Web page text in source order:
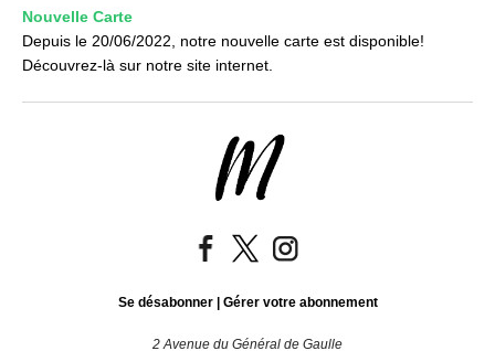
Nouvelle Carte
Depuis le 20/06/2022, notre nouvelle carte est disponible!
Découvrez-là sur notre site internet.
Se désabonner| Gérer votre abonnement
2 Avenue du Général de Gaulle